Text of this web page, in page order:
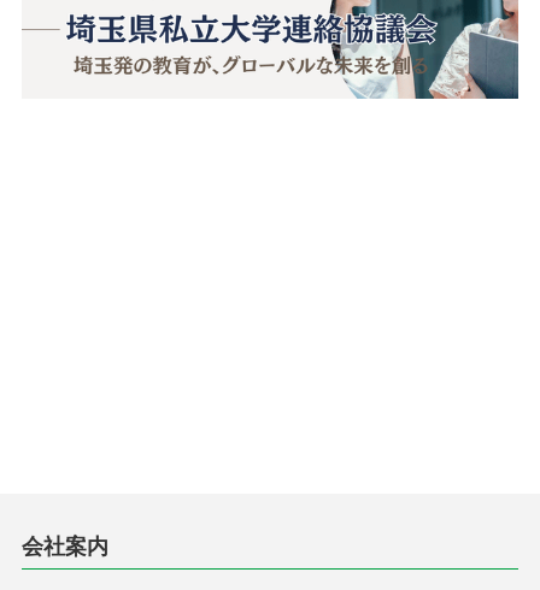
会社案内